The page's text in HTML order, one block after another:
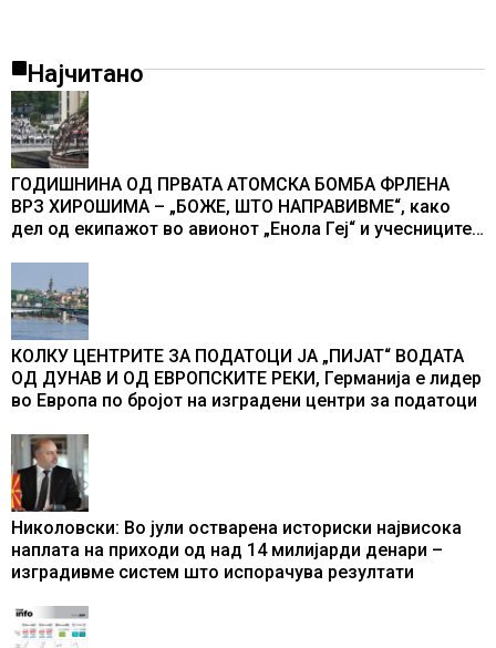
Најчитано
ГОДИШНИНА ОД ПРВАТА АТОМСКА БОМБА ФРЛЕНА
ВРЗ ХИРОШИМА – „БОЖЕ, ШТО НАПРАВИВМЕ“, како
дел од екипажот во авионот „Енола Геј“ и учесниците
промени текот на историјата
КОЛКУ ЦЕНТРИТЕ ЗА ПОДАТОЦИ ЈА „ПИЈАТ“ ВОДАТА
ОД ДУНАВ И ОД ЕВРОПСКИТЕ РЕКИ, Германија е лидер
во Европа по бројот на изградени центри за податоци
Николовски: Во јули остварена историски највисока
наплата на приходи од над 14 милијарди денари –
изградивме систем што испорачува резултати